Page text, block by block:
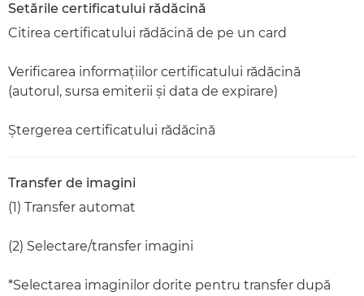
Setările certificatului rădăcină
Citirea certificatului rădăcină de pe un card
Verificarea informaţiilor certificatului rădăcină
(autorul, sursa emiterii şi data de expirare)
Ştergerea certificatului rădăcină
Transfer de imagini
(1) Transfer automat
(2) Selectare/transfer imagini
*Selectarea imaginilor dorite pentru transfer după